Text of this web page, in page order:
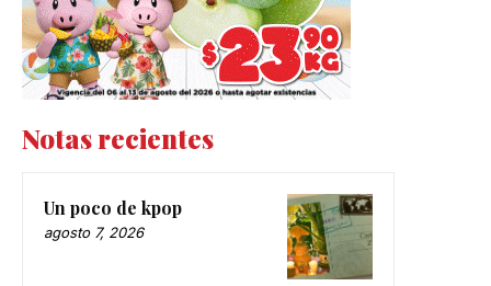
Notas recientes
Un poco de kpop
agosto 7, 2026